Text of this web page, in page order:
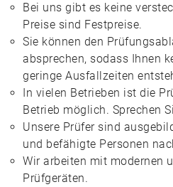
Bei uns gibt es keine
Preise sind Festpreise.
Sie können den
absprechen, sodass Ihnen
geringe Ausfallzeiten
In vielen Betrieben ist die
Betrieb möglich. Sprechen
Unsere Prüfer sind
und befähigte Personen
Wir arbeiten mit modernen
Prüfgeräten.